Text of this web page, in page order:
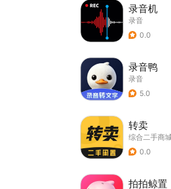
录音机
录音
0.0
录音鸭
录音
5.0
转卖
综合二手商
0.0
拍拍鲸置